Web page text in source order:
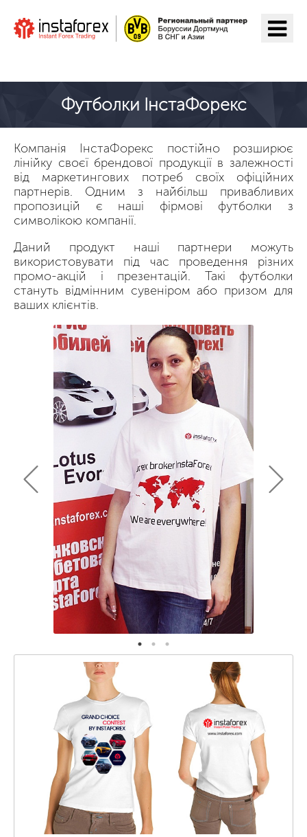
Футболки ІнстаФорекс
Компанія ІнстаФорекс постійно розширює
лінійку своєї брендової продукції в залежності
від маркетингових потреб своїх офіційних
партнерів. Одним з найбільш привабливих
пропозицій є наші фірмові футболки з
символікою компанії.
Даний продукт наші партнери можуть
використовувати під час проведення різних
промо-акцій і презентацій. Такі футболки
стануть відмінним сувеніром або призом для
ваших клієнтів.